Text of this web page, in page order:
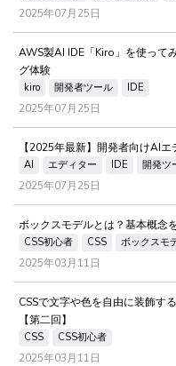
2025年07月25日
AWS製AI IDE「Kiro」を使って
グ体験
kiro 開発者ツール IDE
2025年07月25日
【2025年最新】開発者向けAI
AI エディター IDE 開発ツ
2025年07月25日
ボックスモデルとは？基本概念
CSS初心者 CSS ボックスモ
2025年03月11日
CSSで文字や色を自由に装飾す
【第二回】
CSS CSS初心者
2025年03月11日